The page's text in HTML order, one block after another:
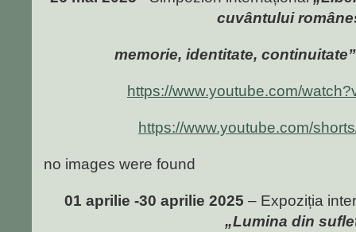
cuvântului
memorie, identitate,
https://www.youtube.com/
https://www.youtube.com/
no images were found
01 aprilie -30 aprilie 2025 – Expoziția
„Lumina din